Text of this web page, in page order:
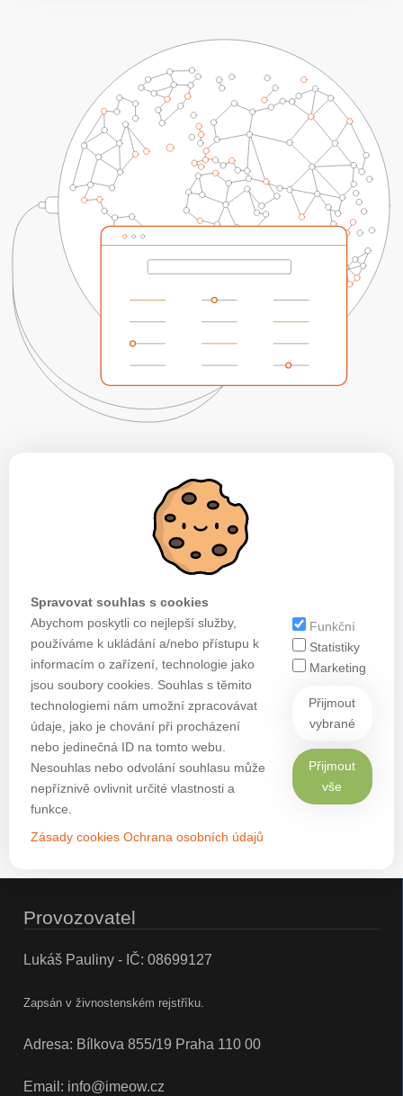
Spravovat souhlas s cookies
Abychom poskytli co nejlepší služby,
používáme k ukládání a/nebo přístupu k
informacím o zařízení, technologie jako
jsou soubory cookies. Souhlas s těmito
technologiemi nám umožní zpracovávat
údaje, jako je chování při procházení
nebo jedinečná ID na tomto webu.
Nesouhlas nebo odvolání souhlasu může
nepříznivě ovlivnit určité vlastnosti a
funkce.
Zásady cookies Ochrana osobních údajů
Funkční
Statistiky
Marketing
Přijmout
vybrané
Přijmout
vše
Provozovatel
Lukáš Pauliny - IČ: 08699127
Zapsán v živnostenském rejstříku.
Adresa: Bílkova 855/19 Praha 110 00
Email: info@imeow.cz